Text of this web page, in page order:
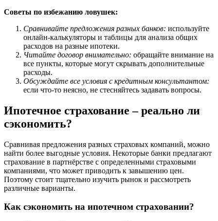
Советы по избежанию ловушек:
Сравнивайте предложения разных банков: используйте
онлайн-калькуляторы и таблицы для анализа общих
расходов на разные ипотеки.
Читайте договор внимательно: обращайте внимание на
все пункты, которые могут скрывать дополнительные
расходы.
Обсуждайте все условия с кредитным консультантом:
если что-то неясно, не стесняйтесь задавать вопросы.
Ипотечное страхование – реально ли
сэкономить?
Сравнивая предложения разных страховых компаний, можно
найти более выгодные условия. Некоторые банки предлагают
страхование в партнёрстве с определенными страховыми
компаниями, что может приводить к завышению цен.
Поэтому стоит тщательно изучить рынок и рассмотреть
различные варианты.
Как сэкономить на ипотечном страховании?